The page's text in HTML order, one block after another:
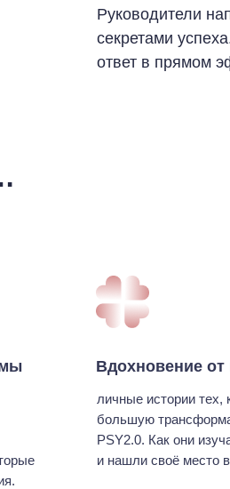
Руководители
секретами
ответ в прямом
личные истории тех,
большую
PSY2.0. Как они
и нашли своё место
Вдохновение